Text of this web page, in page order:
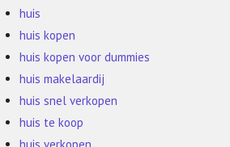
huis
huis kopen
huis kopen voor dummies
huis makelaardij
huis snel verkopen
huis te koop